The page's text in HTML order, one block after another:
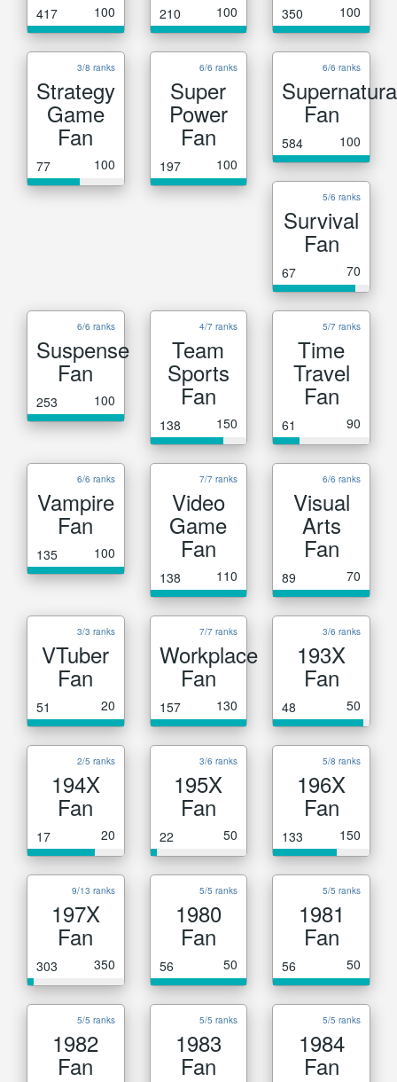
417 100 210 100 350 100
3/8 ranks
Strategy
Game
Fan
77 100
6/6 ranks
Super
Power
Fan
197 100
6/6 ranks
Fan
584 100
5/6 ranks
Survival
Fan
67 70
6/6 ranks
Suspense
Fan
253 100
4/7 ranks
Team
Sports
Fan
138 150
5/7 ranks
Time
Travel
Fan
61 90
6/6 ranks
Vampire
Fan
135 100
7/7 ranks
Video
Game
Fan
138 110
6/6 ranks
Visual
Arts
Fan
89 70
3/3 ranks
VTuber
Fan
51 20
7/7 ranks
Workplace
Fan
157 130
3/6 ranks
193X
Fan
48 50
2/5 ranks
194X
Fan
17 20
3/6 ranks
195X
Fan
22 50
5/8 ranks
196X
Fan
133 150
9/13 ranks
197X
Fan
303 350
5/5 ranks
1980
Fan
56 50
5/5 ranks
1981
Fan
56 50
5/5 ranks
1982
Fan
5/5 ranks
1983
Fan
5/5 ranks
1984
Fan